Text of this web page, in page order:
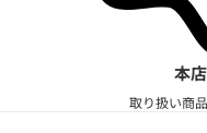
本
取り扱い商